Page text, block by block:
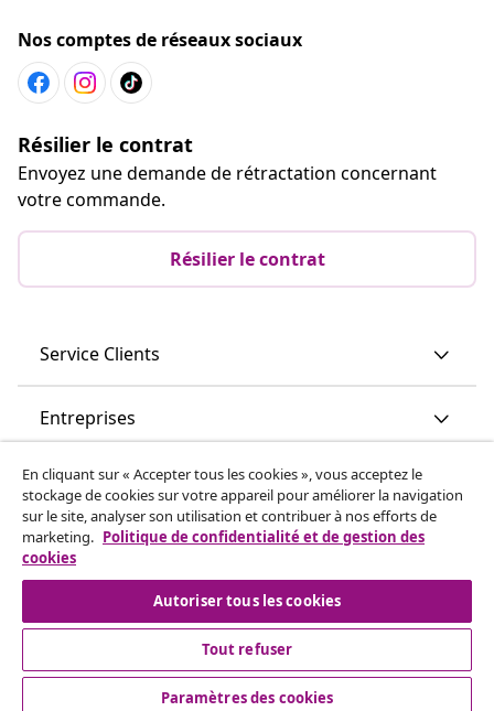
Nos comptes de réseaux sociaux
Résilier le contrat
Envoyez une demande de rétractation concernant
votre commande.
Résilier le contrat
Service Clients
Entreprises
vidaXL
Découvrez-en plus
En cliquant sur « Accepter tous les cookies », vous acceptez le
stockage de cookies sur votre appareil pour améliorer la navigation
sur le site, analyser son utilisation et contribuer à nos efforts de
marketing. Politique de confidentialité et de gestion des
cookies
Autoriser tous les cookies
Tout refuser
Paramètres des cookies